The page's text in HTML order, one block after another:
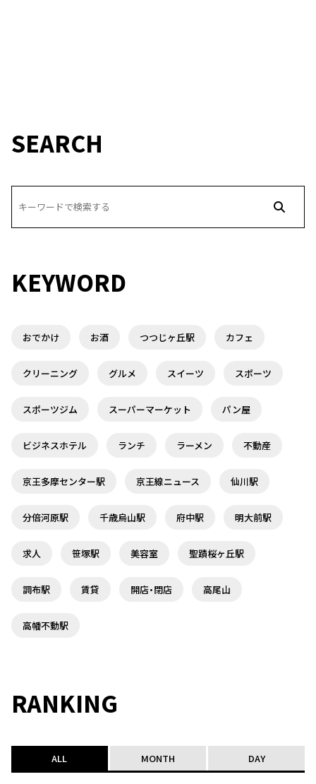
SEARCH
KEYWORD
おでかけ お酒 つつじヶ丘駅 カフェ
クリーニング グルメ スイーツ スポーツ
スポーツジム スーパーマーケット パン屋
ビジネスホテル ランチ ラーメン 不動産
京王多摩センター駅 京王線ニュース 仙川駅
分倍河原駅 千歳烏山駅 府中駅 明大前駅
求人 笹塚駅 美容室 聖蹟桜ヶ丘駅
調布駅 賃貸 開店・閉店 高尾山
高幡不動駅
RANKING
ALL MONTH DAY